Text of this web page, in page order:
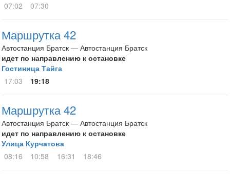
07:02
07:30
Маршрутка 42
Автостанция Братск — Автостанция Братск
идет по направлению к остановке
Гостиница Тайга
17:03
19:18
Маршрутка 42
Автостанция Братск — Автостанция Братск
идет по направлению к остановке
Улица Курчатова
08:16
10:58 16:31 18:46